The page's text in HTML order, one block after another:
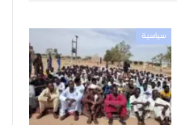
سياسية